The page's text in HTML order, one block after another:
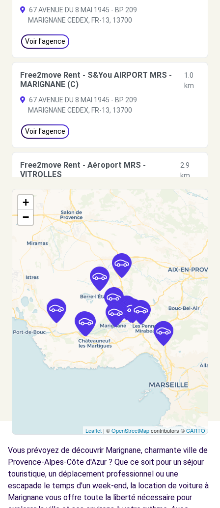
67 AVENUE DU 8 MAI 1945 - BP 209
MARIGNANE CEDEX, FR-13, 13700
Voir l'agence
Free2move Rent - S&You AIRPORT MRS -
MARIGNANE (C)
1.0
km
67 AVENUE DU 8 MAI 1945 - BP 209
MARIGNANE CEDEX, FR-13, 13700
Voir l'agence
Free2move Rent - Aéroport MRS -
VITROLLES
2.9
km
Marseille Provence Airport (MRS)
Marignane, 13700
Voir l'agence
Free2move Rent - ADP PARASCANDOLA -
VITROLLES (O)
3.3
km
7 RUE DE MADRID
VITROLLES, 13127
Voir l'agence
Free2move Rent - APS VITROLLES -
VITROLLES (P)
88 BOULEVARD DE L'EUROPE
Free2move Rent - APS VITROLLES -
4.5
km
88 BD DE L EUROPE
VITROLLES, 13127
Voir l'agence
+
−
Leaflet | ©OpenStreetMapcontributors ©CARTO
Vous prévoyez de découvrir Marignane, charmante ville de
Provence-Alpes-Côte d'Azur ? Que ce soit pour un séjour
touristique, un déplacement professionnel ou une
escapade le temps d'un week-end, la location de voiture à
Marignane vous offre toute la liberté nécessaire pour